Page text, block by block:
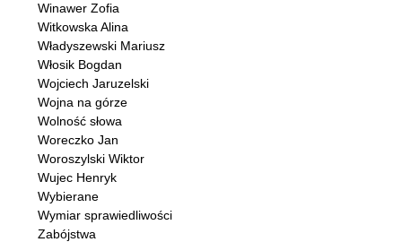
Winawer Zofia
Witkowska Alina
Władyszewski Mariusz
Włosik Bogdan
Wojciech Jaruzelski
Wojna na górze
Wolność słowa
Woreczko Jan
Woroszylski Wiktor
Wujec Henryk
Wybierane
Wymiar sprawiedliwości
Zabójstwa